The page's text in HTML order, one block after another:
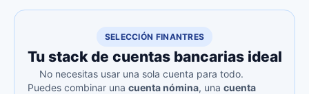
SELECCIÓN FINANTRES
Tu stack de cuentas bancarias ideal
No necesitas usar una sola cuenta para todo.
Puedes combinar una cuenta nómina, una cuenta